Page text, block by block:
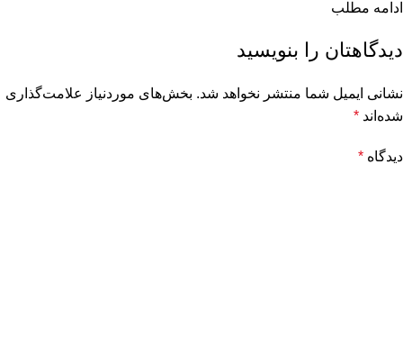
ادامه مطلب
دیدگاهتان را بنویسید
نشانی ایمیل شما منتشر نخواهد شد. بخش‌های موردنیاز علامت‌گذاری
شده‌اند *
دیدگاه *